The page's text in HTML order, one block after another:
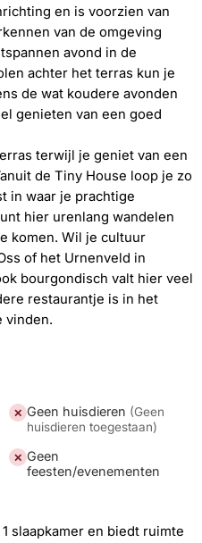
en is voorzien van
van de omgeving
avond in de
achter het terras kun je
de wat koudere avonden
genieten van een goed
terwijl je geniet van een
de Tiny House loop je zo
in waar je prachtige
hier urenlang wandelen
komen. Wil je cultuur
of het Urnenveld in
bourgondisch valt hier veel
restaurantje is in het
vinden.
✕ Geen huisdieren (Geen
huisdieren toegestaan)
✕ Geen
feesten/evenementen
slaapkamer en biedt ruimte